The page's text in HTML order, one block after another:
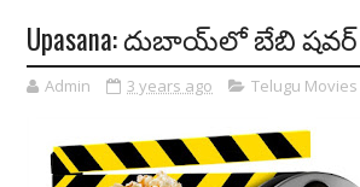
Upasana: దుబాయ్‌లో బేబి
Admin 3 years ago Telugu Movies